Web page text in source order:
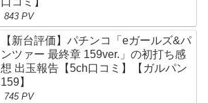
843 PV
【新台評価】パチンコ「eガールズ&パ
ンツァー 最終章 159ver.」の初打ち感
想 出玉報告【5ch口コミ】【ガルパン
159】
745 PV